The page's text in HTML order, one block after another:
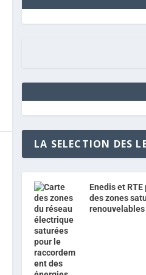
LA SELECTION DES
Enedis et
des zones
renouvelables